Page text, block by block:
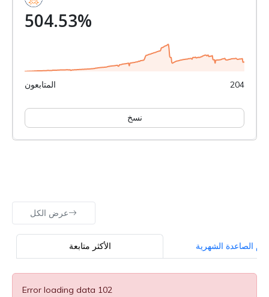
504.53%
المتابعون 204
نسخ
عرض الكل
الأكثر متابعة الصاعدة الشهرية
Error loading data 102